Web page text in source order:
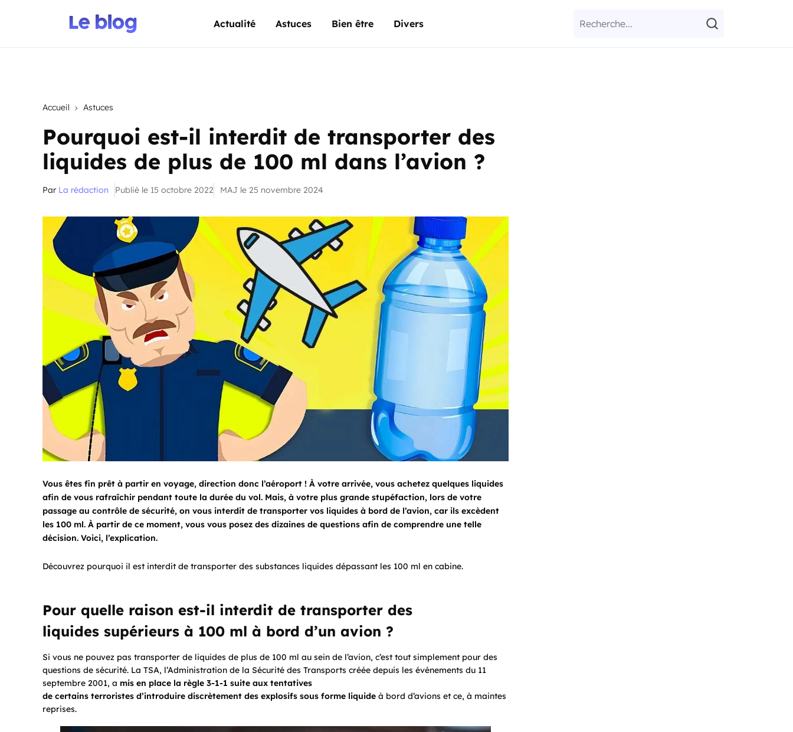
Actualité Astuces Bien être Divers
Accueil Astuces
Pourquoi est-il interdit de transporter des
liquides de plus de 100 ml dans l’avion ?
Par La rédaction Publié le 15 octobre 2022 MAJ le 25 novembre 2024
Vous êtes fin prêt à partir en voyage, direction donc l’aéroport ! À votre arrivée, vous achetez quelques liquides
afin de vous rafraîchir pendant toute la durée du vol. Mais, à votre plus grande stupéfaction, lors de votre
passage au contrôle de sécurité, on vous interdit de transporter vos liquides à bord de l’avion, car ils excèdent
les 100 ml. À partir de ce moment, vous vous posez des dizaines de questions afin de comprendre une telle
décision. Voici, l’explication.
Découvrez pourquoi il est interdit de transporter des substances liquides dépassant les 100 ml en cabine.
Pour quelle raison est-il interdit de transporter des
liquides supérieurs à 100 ml à bord d’un avion ?
Si vous ne pouvez pas transporter de liquides de plus de 100 ml au sein de l’avion, c’est tout simplement pour des
questions de sécurité. La TSA, l’Administration de la Sécurité des Transports créée depuis les événements du 11
septembre 2001, a mis en place la règle 3-1-1 suite aux tentatives
de certains terroristes d’introduire discrètement des explosifs sous forme liquide à bord d’avions et ce, à maintes
reprises.